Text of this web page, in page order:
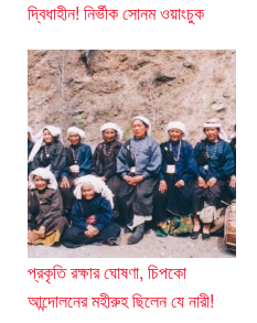
দ্বিধাহীন! নির্ভীক সোনম ওয়াংচুক
প্রকৃতি রক্ষার ঘোষণা, চিপকো
আন্দোলনের মহীরুহ ছিলেন যে নারী!